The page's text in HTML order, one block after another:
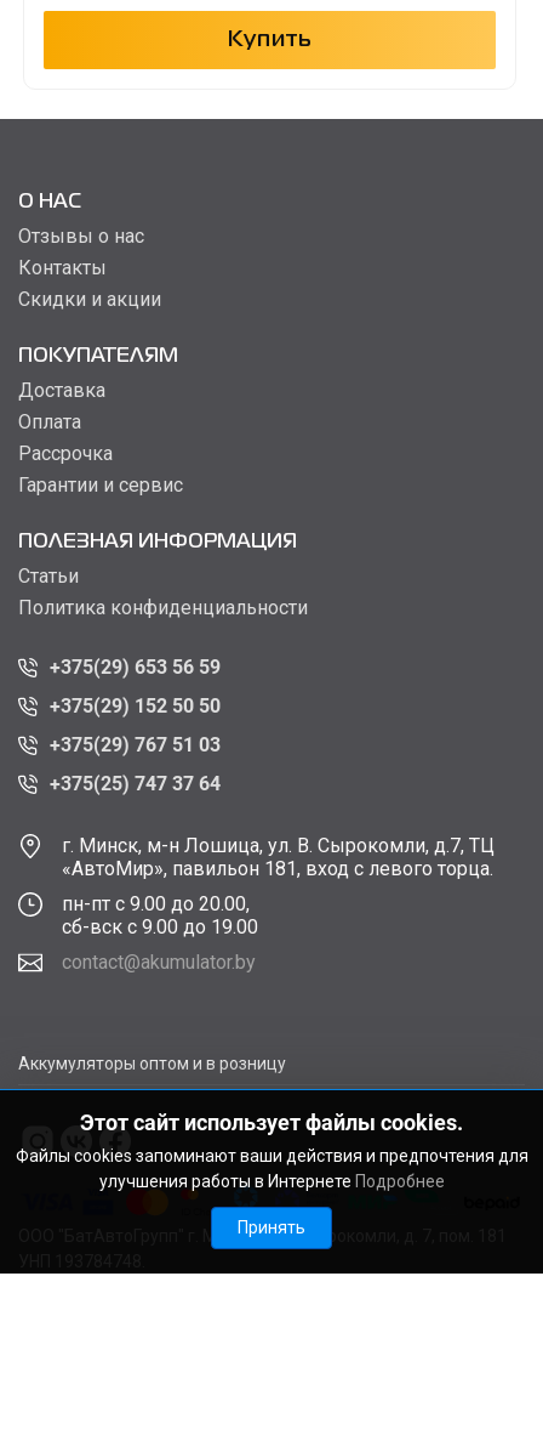
Купить
О НАС
Отзывы о нас
Контакты
Скидки и акции
ПОКУПАТЕЛЯМ
Доставка
Оплата
Рассрочка
Гарантии и сервис
ПОЛЕЗНАЯ ИНФОРМАЦИЯ
Статьи
Политика конфиденциальности
+375(29) 653 56 59
+375(29) 152 50 50
+375(29) 767 51 03
+375(25) 747 37 64
г. Минск, м-н Лошица, ул. В. Сырокомли, д.7, ТЦ
«АвтоМир», павильон 181, вход с левого торца.
пн-пт с 9.00 до 20.00,
сб-вск с 9.00 до 19.00
contact@akumulator.by
Аккумуляторы оптом и в розницу
ООО "БатАвтоГрупп" г. Минск, ул. В. Сырокомли, д. 7, пом. 181
Этот сайт использует файлы cookies.
Файлы cookies запоминают ваши действия и предпочтения для
улучшения работы в Интернете Подробнее
Принять